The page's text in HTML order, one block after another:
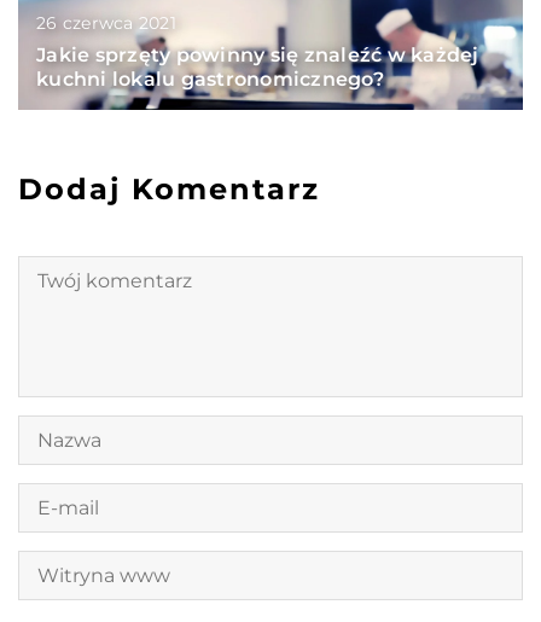
26 czerwca 2021
Jakie sprzęty powinny się znaleźć w każdej
kuchni lokalu gastronomicznego?
Dodaj Komentarz